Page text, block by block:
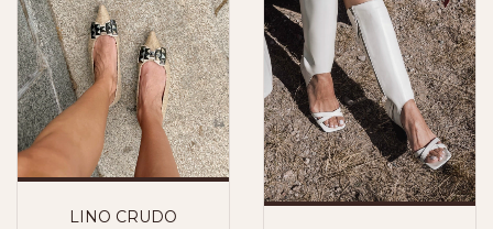
LINO CRUDO